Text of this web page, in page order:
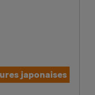
japonaises